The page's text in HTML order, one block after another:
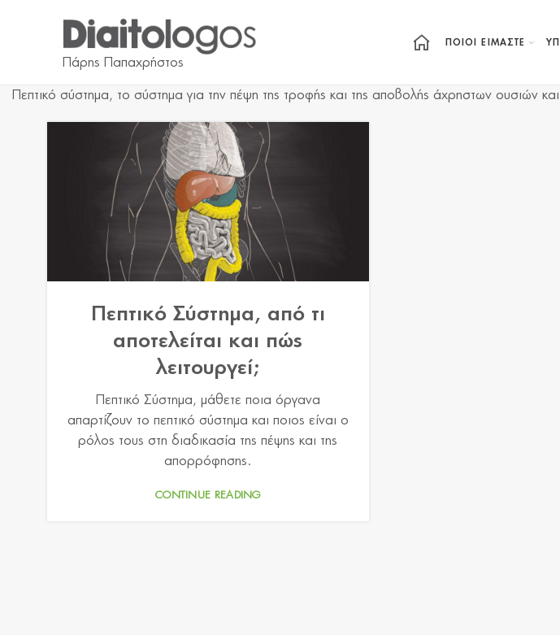
ΠΟΙΟΙ ΕΙΜΑΣΤΕ
Πεπτικό σύστημα, το σύστημα για την πέψη της τροφής και της αποβολής άχρηστων ουσιών
Πεπτικό Σύστημα, από τι
αποτελείται και πώς
λειτουργεί;
Πεπτικό Σύστημα, μάθετε ποια όργανα
απαρτίζουν το πεπτικό σύστημα και ποιος είναι ο
ρόλος τους στη διαδικασία της πέψης και της
απορρόφησης.
CONTINUE READING